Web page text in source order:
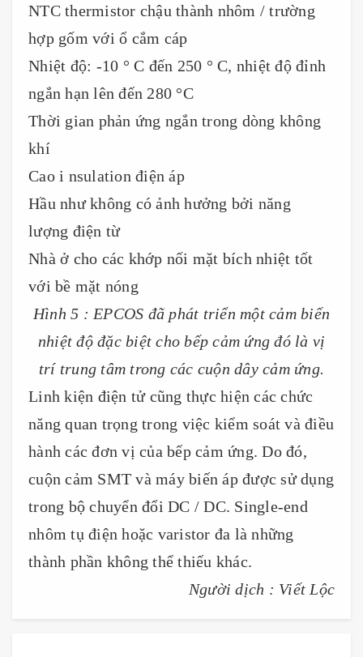
NTC thermistor chậu thành nhôm / trường
hợp gốm với ổ cắm cáp
Nhiệt độ: -10 ° C đến 250 ° C, nhiệt độ đỉnh
ngắn hạn lên đến 280 °C
Thời gian phản ứng ngắn trong dòng không
khí
Cao i nsulation điện áp
Hầu như không có ảnh hưởng bởi năng
lượng điện từ
Nhà ở cho các khớp nối mặt bích nhiệt tốt
với bề mặt nóng
Hình 5 : EPCOS đã phát triển một cảm biến
nhiệt độ đặc biệt cho bếp cảm ứng đó là vị
trí trung tâm trong các cuộn dây cảm ứng.
Linh kiện điện tử cũng thực hiện các chức
năng quan trọng trong việc kiểm soát và điều
hành các đơn vị của bếp cảm ứng. Do đó,
cuộn cảm SMT và máy biến áp được sử dụng
trong bộ chuyển đổi DC / DC. Single-end
nhôm tụ điện hoặc varistor đa là những
thành phần không thể thiếu khác.
Người dịch : Viết Lộc